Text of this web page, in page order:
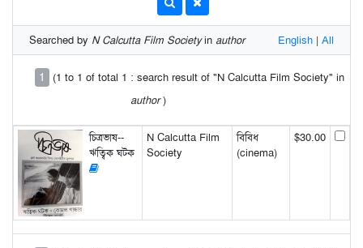
Searched by N Calcutta Film Societyin author English | All
1
(1 to 1 of total 1 : search result of "N Calcutta Film Society" in
author)
চিত্রভাষ--
ঋত্বিক ঘটক
N Calcutta Film
Society
বিবিধ
(cinema)
$30.00